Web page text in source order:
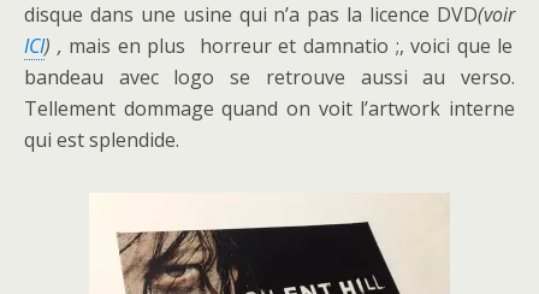
disque dans une usine qui n’a pas la licence DVD(voir
ICI) , mais en plus horreur et damnatio ;, voici que le
bandeau avec logo se retrouve aussi au verso.
Tellement dommage quand on voit l’artwork interne
qui est splendide.